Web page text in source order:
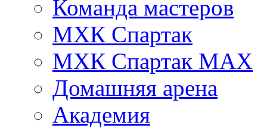
Команда мастеров
МХК Спартак
МХК Спартак МАХ
Домашняя арена
Академия